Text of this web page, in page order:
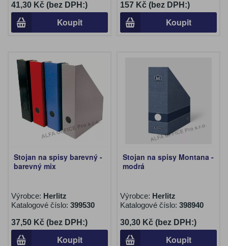
41,30 Kč (bez DPH:)
Koupit
157 Kč (bez DPH:)
Koupit
Stojan na spisy barevný -
barevný mix
Výrobce: Herlitz
Katalogové číslo: 399530
37,50 Kč (bez DPH:)
Koupit
Stojan na spisy Montana -
modrá
Výrobce: Herlitz
Katalogové číslo: 398940
30,30 Kč (bez DPH:)
Koupit